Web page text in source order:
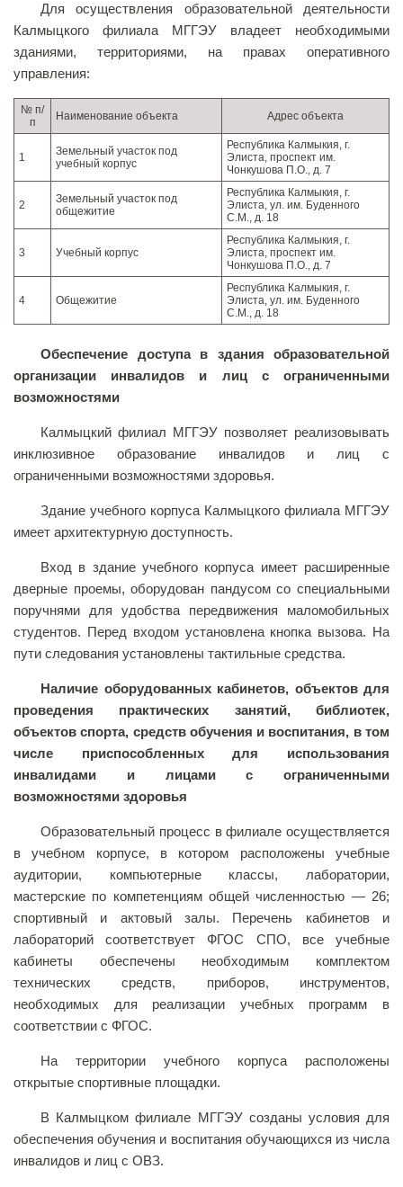
Рекомендованные к зачислению
Приказы о зачислении
Студенту
Личный кабинет
Расписание учебных занятий студентов на 2-ое
полугодие
Коллективные творческие дела
Библиотека
Студенческий совет
Студенческое научное общество
Социальная поддержка студентов
Электронное обучение и дистанционные
Демонстрационный экзамен
Родителям
Образовательный кредит
Памятка обучающимся
КФ РГУ СоцТех
Педагогические чтения памяти Т.Н. Чедыровой
ПЦК
ДПО
Лицензия
Рабочие программы
Перечень ДПО
Музей КФ РГУ СоцТех
Материалы научно-практических конференций
Наставничество
Нормативные документы
Фото галерея
Наши выпускники
ФП “Молодые профессионалы”
Лицензирование-2026
09.02.13 Интеграция решений с применением
Для осуществления образовательной деятельности
Калмыцкого филиала МГГЭУ владеет необходимыми
зданиями, территориями, на правах оперативного
управления:
№ п/
п
Наименование объекта Адрес объекта
1
Земельный участок под
учебный корпус
Республика Калмыкия, г.
Элиста, проспект им.
Чонкушова П.О., д. 7
2
Земельный участок под
общежитие
Республика Калмыкия, г.
Элиста, ул. им. Буденного
С.М., д. 18
3 Учебный корпус
Республика Калмыкия, г.
Элиста, проспект им.
Чонкушова П.О., д. 7
4 Общежитие
Республика Калмыкия, г.
Элиста, ул. им. Буденного
С.М., д. 18
Обеспечение доступа в здания образовательной
организации инвалидов и лиц с ограниченными
возможностями
Калмыцкий филиал МГГЭУ позволяет реализовывать
инклюзивное образование инвалидов и лиц с
ограниченными возможностями здоровья.
Здание учебного корпуса Калмыцкого филиала МГГЭУ
имеет архитектурную доступность.
Вход в здание учебного корпуса имеет расширенные
дверные проемы, оборудован пандусом со специальными
поручнями для удобства передвижения маломобильных
студентов. Перед входом установлена кнопка вызова. На
пути следования установлены тактильные средства.
Наличие оборудованных кабинетов, объектов для
проведения практических занятий, библиотек,
объектов спорта, средств обучения и воспитания, в том
числе приспособленных для использования
инвалидами и лицами с ограниченными
возможностями здоровья
Образовательный процесс в филиале осуществляется
в учебном корпусе, в котором расположены учебные
аудитории, компьютерные классы, лаборатории,
мастерские по компетенциям общей численностью — 26;
спортивный и актовый залы. Перечень кабинетов и
лабораторий соответствует ФГОС СПО, все учебные
кабинеты обеспечены необходимым комплектом
технических средств, приборов, инструментов,
необходимых для реализации учебных программ в
соответствии с ФГОС.
На территории учебного корпуса расположены
открытые спортивные площадки.
В Калмыцком филиале МГГЭУ созданы условия для
обеспечения обучения и воспитания обучающихся из числа
инвалидов и лиц с ОВЗ.